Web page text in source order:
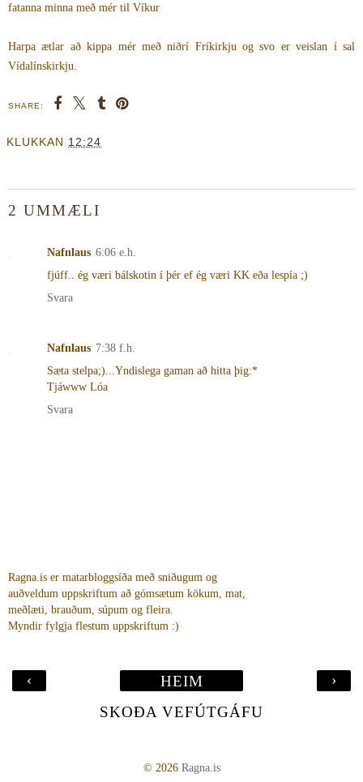
fatanna minna með mér til Víkur
Harpa ætlar að kippa mér með niðrí Fríkirkju og svo er veislan í sal
Vídalínskirkju.
SHARE:
KLUKKAN 12:24
2 UMMÆLI
Nafnlaus 6:06 e.h.
fjúff.. ég væri bálskotin í þér ef ég væri KK eða lespía ;)
Svara
Nafnlaus 7:38 f.h.
Sæta stelpa;)...Yndislega gaman að hitta þig:*
Tjáwww Lóa
Svara
Ragna.is er matarbloggsíða með sniðugum og
auðveldum uppskriftum að gómsætum kökum, mat,
meðlæti, brauðum, súpum og fleira.
Myndir fylgja flestum uppskriftum :)
‹ ›
HEIM
SKOÐA VEFÚTGÁFU
© 2026 Ragna.is